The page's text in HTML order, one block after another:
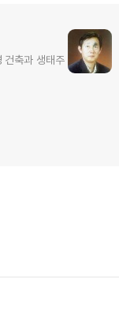
건축과 생태주